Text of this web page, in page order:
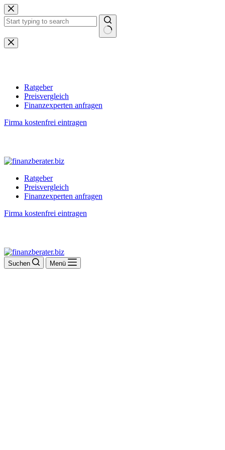
Zum
Inhalt
springen
Keine
Ergebnisse
Ratgeber
Preisvergleich
Finanzexperten anfragen
Firma kostenfrei eintragen
Ratgeber
Preisvergleich
Finanzexperten anfragen
Firma kostenfrei eintragen
Suchen Menü